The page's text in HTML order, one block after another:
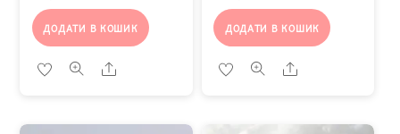
ДОДАТИ В КОШИК
Share
ДОДАТИ В КОШИК
Share